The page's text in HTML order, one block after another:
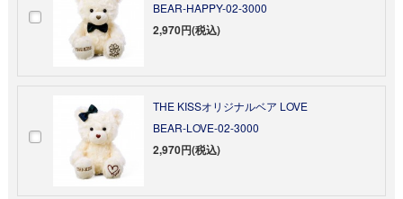
BEAR-HAPPY-02-3000
2,970円(税込)
THE KISSオリジナルベア LOVE
BEAR-LOVE-02-3000
2,970円(税込)